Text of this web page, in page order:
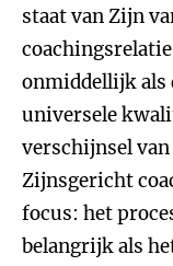
staat van Zijn
onmiddellijk als
universele
verschijnsel van
Zijnsgericht
focus: het
belangrijk als